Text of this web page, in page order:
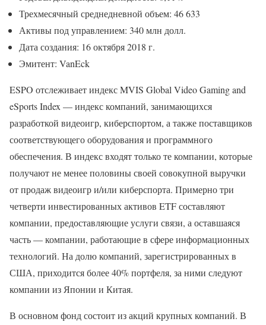
Трехмесячный среднедневной объем: 46 633
Активы под управлением: 340 млн долл.
Дата создания: 16 октября 2018 г.
Эмитент: VanEck
ESPO отслеживает индекс MVIS Global Video Gaming and
eSports Index — индекс компаний, занимающихся
разработкой видеоигр, киберспортом, а также поставщиков
соответствующего оборудования и программного
обеспечения. В индекс входят только те компании, которые
получают не менее половины своей совокупной выручки
от продаж видеоигр и/или киберспорта. Примерно три
четверти инвестированных активов ETF составляют
компании, предоставляющие услуги связи, а оставшаяся
часть — компании, работающие в сфере информационных
технологий. На долю компаний, зарегистрированных в
США, приходится более 40% портфеля, за ними следуют
компании из Японии и Китая.
В основном фонд состоит из акций крупных компаний. В